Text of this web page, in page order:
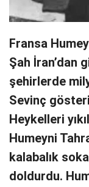
Fransa
Şah İran’dan
şehirlerde
Sevinç
Heykelleri
Humeyni
kalabalık
doldurdu.